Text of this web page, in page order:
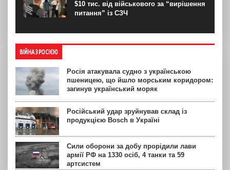
$10 тис. від військового за “вирішення
питання” із СЗЧ
ВІЙНА З РОСІЄЮ
Росія атакувала судно з українською
пшеницею, що йшло морським коридором:
загинув український моряк
Російський удар зруйнував склад із
продукцією Bosch в Україні
Сили оборони за добу прорідили лави
армії РФ на 1330 осіб, 4 танки та 59
артсистем